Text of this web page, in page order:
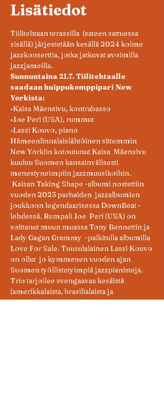
Lisätiedot
Tiilitehtaan terassilla  (sateen sattuessa
sisällä) järjestetään kesällä 2024 kolme
jazzkonserttia, jotka jatkuvat avoimilla
Sunnuntaina 21.7. Tiilitehtaalle
saadaan huippukomppipari New
Yorkista:
•Kaisa Mäensivu, kontrabasso
•Joe Peri (USA), rummut
Hämeenlinnalaislähtöinen sittemmin
New Yorkiin kotoutunut Kaisa  Mäensivu
kuuluu Suomen kansainvälisesti
menestyneimpiin jazzmuusikoihin.
Kaisan Taking Shape -albumi nostettiin
vuoden 2023 parhaiden  jazzalbumien
joukkoon legendaarisessa DownBeat -
lehdessä. Rumpali Joe  Peri (USA) on
soittanut muun muassa Tony Bennettin ja
Lady Gagan Grammy  -palkitulla albumilla
Love For Sale. Tuusulalainen Lassi Kouvo
on ollut  jo kymmenen vuoden ajan
Suomen työllistetyimpiä jazzpianisteja.
Trio tarjoilee svengaavaa kesäistä
(amerikkalaista, brasilialaista ja
suomalaista) jazzia ja bossa novaa